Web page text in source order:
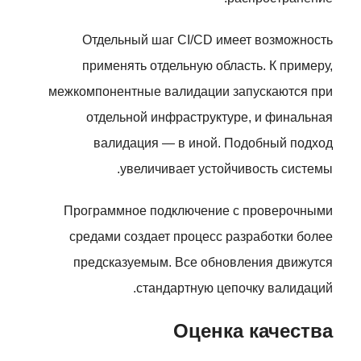
Отдельный шаг CI/CD имеет возможность
применять отдельную область. К примеру,
межкомпонентные валидации запускаются при
отдельной инфраструктуре, и финальная
валидация — в иной. Подобный подход
увеличивает устойчивость системы.
Программное подключение с проверочными
средами создает процесс разработки более
предсказуемым. Все обновления движутся
стандартную цепочку валидаций.
Оценка качества